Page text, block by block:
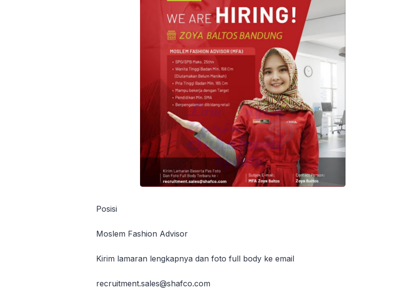
Posisi
Moslem Fashion Advisor
Kirim lamaran lengkapnya dan foto full body ke email
recruitment.sales@shafco.com